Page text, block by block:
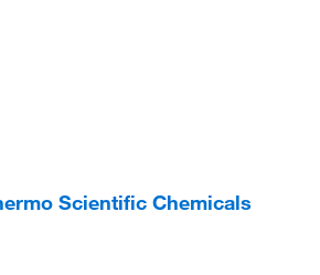
Scientific Chemicals